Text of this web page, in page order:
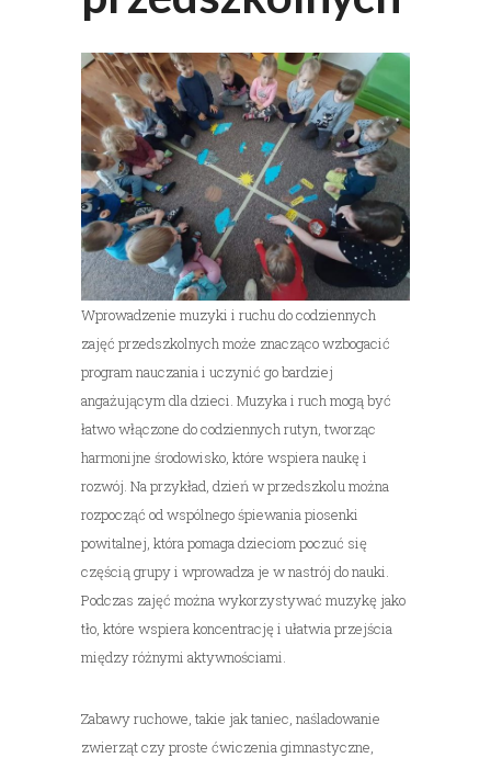
Wprowadzenie muzyki i ruchu do codziennych
zajęć przedszkolnych może znacząco wzbogacić
program nauczania i uczynić go bardziej
angażującym dla dzieci. Muzyka i ruch mogą być
łatwo włączone do codziennych rutyn, tworząc
harmonijne środowisko, które wspiera naukę i
rozwój. Na przykład, dzień w przedszkolu można
rozpocząć od wspólnego śpiewania piosenki
powitalnej, która pomaga dzieciom poczuć się
częścią grupy i wprowadza je w nastrój do nauki.
Podczas zajęć można wykorzystywać muzykę jako
tło, które wspiera koncentrację i ułatwia przejścia
między różnymi aktywnościami.
Zabawy ruchowe, takie jak taniec, naśladowanie
zwierząt czy proste ćwiczenia gimnastyczne,